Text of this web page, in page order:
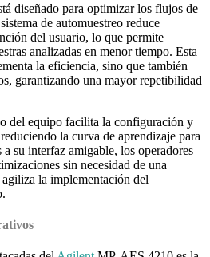
diseñado para optimizar los flujos de
de automuestreo reduce
del usuario, lo que permite
analizadas en menor tiempo. Esta
la eficiencia, sino que también
garantizando una mayor repetibilidad
del equipo facilita la configuración y
la curva de aprendizaje para
su interfaz amigable, los operadores
sin necesidad de una
la implementación del